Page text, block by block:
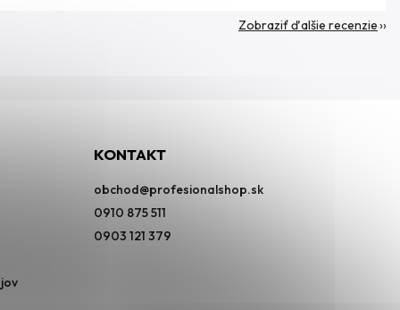
Zobraziť ďalšie recenzie
KONTAKT
obchod@profesionalshop.sk
0910 875 511
0903 121 379